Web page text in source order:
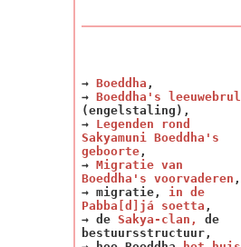
→ Boeddha ,
→ Boeddha's leeuwebrul
(engelstaling),
→ Legenden rond
Sakyamuni Boeddha's
geboorte ,
→ Migratie van
Boeddha's voorvaderen ,
→ migratie, in de
Pabba[d]já soetta ,
→ de Sakya-clan,
de
bestuursstructuur,